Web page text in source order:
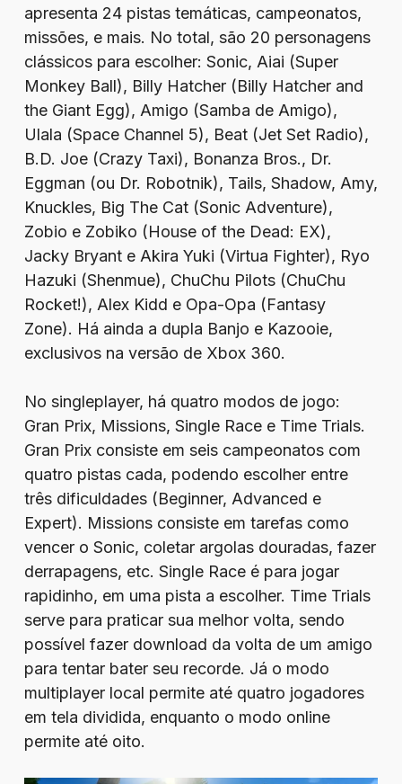
apresenta 24 pistas temáticas, campeonatos,
missões, e mais. No total, são 20 personagens
clássicos para escolher: Sonic, Aiai (Super
Monkey Ball), Billy Hatcher (Billy Hatcher and
the Giant Egg), Amigo (Samba de Amigo),
Ulala (Space Channel 5), Beat (Jet Set Radio),
B.D. Joe (Crazy Taxi), Bonanza Bros., Dr.
Eggman (ou Dr. Robotnik), Tails, Shadow, Amy,
Knuckles, Big The Cat (Sonic Adventure),
Zobio e Zobiko (House of the Dead: EX),
Jacky Bryant e Akira Yuki (Virtua Fighter), Ryo
Hazuki (Shenmue), ChuChu Pilots (ChuChu
Rocket!), Alex Kidd e Opa-Opa (Fantasy
Zone). Há ainda a dupla Banjo e Kazooie,
exclusivos na versão de Xbox 360.
No singleplayer, há quatro modos de jogo:
Gran Prix, Missions, Single Race e Time Trials.
Gran Prix consiste em seis campeonatos com
quatro pistas cada, podendo escolher entre
três dificuldades (Beginner, Advanced e
Expert). Missions consiste em tarefas como
vencer o Sonic, coletar argolas douradas, fazer
derrapagens, etc. Single Race é para jogar
rapidinho, em uma pista a escolher. Time Trials
serve para praticar sua melhor volta, sendo
possível fazer download da volta de um amigo
para tentar bater seu recorde. Já o modo
multiplayer local permite até quatro jogadores
em tela dividida, enquanto o modo online
permite até oito.